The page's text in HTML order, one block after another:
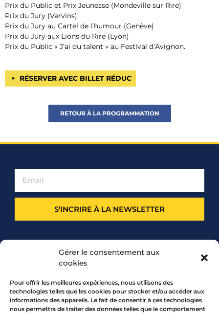
Gérer le consentement aux
cookies
Pour offrir les meilleures expériences, nous utilisons des
technologies telles que les cookies pour stocker et/ou accéder aux
informations des appareils. Le fait de consentir à ces technologies
nous permettra de traiter des données telles que le comportement
Prix du Public et Prix Jeunesse (Mondeville sur Rire)
Prix du Jury (Vervins)
Prix du Jury au Cartel de l’humour (Genève)
Prix du Jury aux Lions du Rire (Lyon)
Prix du Public « J’ai du talent » au Festival d’Avignon.
RÉSERVER AVEC BILLET RÉDUC
RETOUR À LA PROGRAMMATION
S'INCRIRE À LA NEWSLETTER